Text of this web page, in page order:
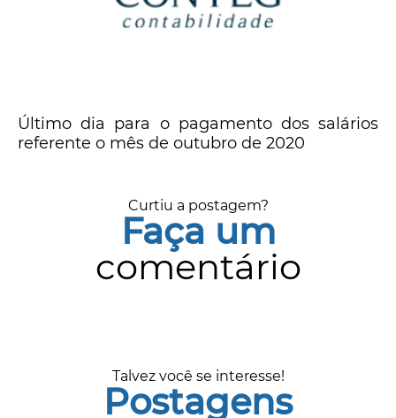
Último dia para o pagamento dos salários
referente o mês de outubro de 2020
Curtiu a postagem?
Faça um
comentário
Talvez você se interesse!
Postagens